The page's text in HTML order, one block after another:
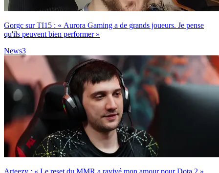
Gorgc sur TI15 : « Aurora Gaming a de grands joueurs. Je pense
qu'ils peuvent bien performer »
News3